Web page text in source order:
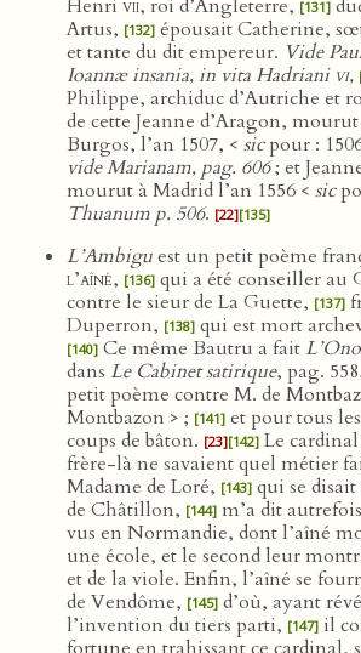
Henri vii, roi d’Angleterre, [131]
Artus, [132] épousait Catherine,
et tante du dit empereur. Vide
Ioannæ insania, in vita Hadriani vi,
Philippe, archiduc d’Autriche et
de cette Jeanne d’Aragon, mourut
Burgos, l’an 1507, < sicpour :
vide Marianam, pag. 606; et
mourut à Madrid l’an 1556 < sic
Thuanum p. 506. [22][135]
L’Ambiguest un petit poème
l’aîné, [136] qui a été conseiller au
contre le sieur de La Guette, [137]
Duperron, [138] qui est mort
[140] Ce même Bautru a fait
dans Le Cabinet satirique, pag.
petit poème contre M. de
Montbazon > ; [141] et pour tous
coups de bâton. [23][142] Le
frère-là ne savaient quel métier
Madame de Loré, [143] qui se
de Châtillon, [144] m’a dit
vus en Normandie, dont l’aîné
une école, et le second leur
et de la viole. Enfin, l’aîné se
de Vendôme, [145] d’où, ayant
l’invention du tiers parti, [147] il